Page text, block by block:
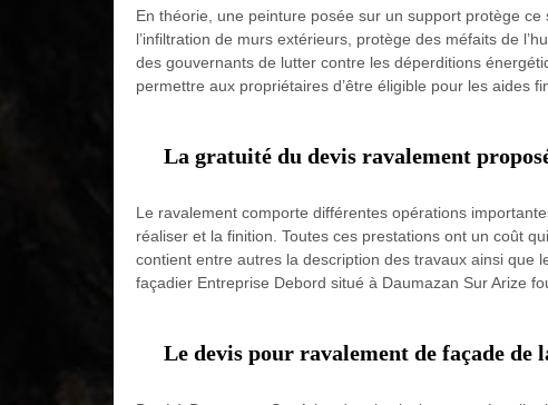
En théorie, une peinture posée sur un support protège
l’infiltration de murs extérieurs, protège des méfaits de
des gouvernants de lutter contre les déperditions
permettre aux propriétaires d’être éligible pour les aides
La gratuité du devis ravalement
Le ravalement comporte différentes opérations
réaliser et la finition. Toutes ces prestations ont un coût
contient entre autres la description des travaux ainsi que
façadier Entreprise Debord situé à Daumazan Sur Arize
Le devis pour ravalement de façade de